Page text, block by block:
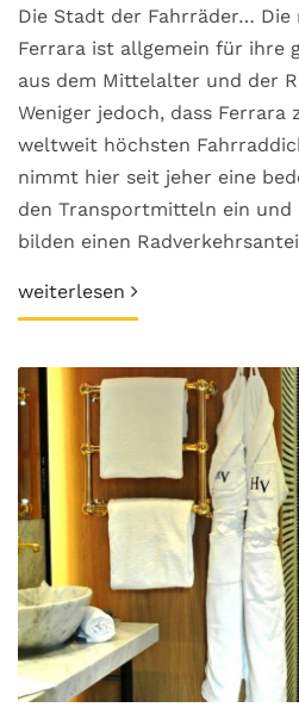
Die Stadt der Fahrräder…
Ferrara ist allgemein für ihre
aus dem Mittelalter und der
Weniger jedoch, dass
weltweit höchsten
nimmt hier seit jeher eine
den Transportmitteln ein und
bilden einen
weiterlesen